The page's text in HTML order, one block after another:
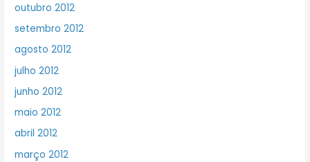
outubro 2012
setembro 2012
agosto 2012
julho 2012
junho 2012
maio 2012
abril 2012
março 2012